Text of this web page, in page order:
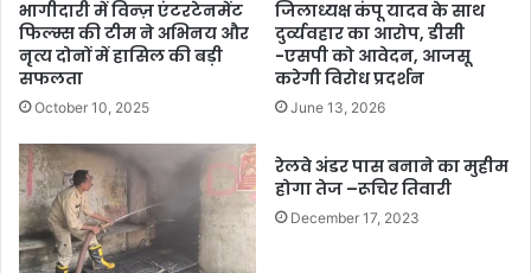
भागीदारी में विन्ज़ एंटरटेनमेंट
फिल्म्स की टीम ने अभिनय और
नृत्य दोनों में हासिल की बड़ी
सफलता
October 10, 2025
जिलाध्यक्ष कंपू यादव के साथ
दुर्व्यवहार का आरोप, डीसी
-एसपी को आवेदन, आजसू
करेगी विरोध प्रदर्शन
June 13, 2026
रेलवे अंडर पास बनाने का मुहीम
होगा तेज –रूचिर तिवारी
December 17, 2023